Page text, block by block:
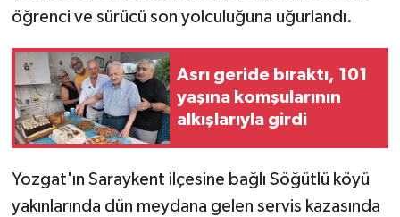
öğrenci ve sürücü son yolculuğuna uğurlandı.
Asrı geride bıraktı, 101
yaşına komşularının
alkışlarıyla girdi
Yozgat'ın Saraykent ilçesine bağlı Söğütlü köyü
yakınlarında dün meydana gelen servis kazasında